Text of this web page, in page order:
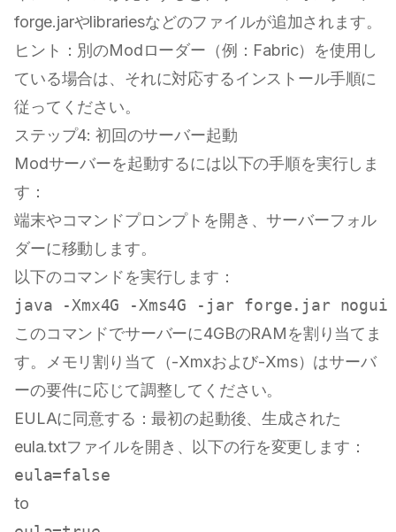
forge.jarやlibrariesなどのファイルが追加されます。
ヒント：別のModローダー（例：Fabric）を使用し
ている場合は、それに対応するインストール手順に
従ってください。
ステップ4: 初回のサーバー起動
Modサーバーを起動するには以下の手順を実行しま
す：
端末やコマンドプロンプトを開き、サーバーフォル
ダーに移動します。
以下のコマンドを実行します：
このコマンドでサーバーに4GBのRAMを割り当てま
す。メモリ割り当て（-Xmxおよび-Xms）はサーバ
ーの要件に応じて調整してください。
EULAに同意する：最初の起動後、生成された
eula.txtファイルを開き、以下の行を変更します：
to